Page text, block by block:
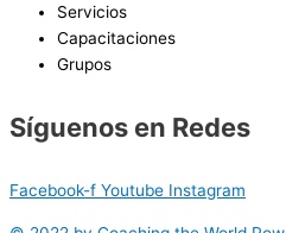
Servicios
Capacitaciones
Grupos
Síguenos en Redes
Facebook-f Youtube Instagram